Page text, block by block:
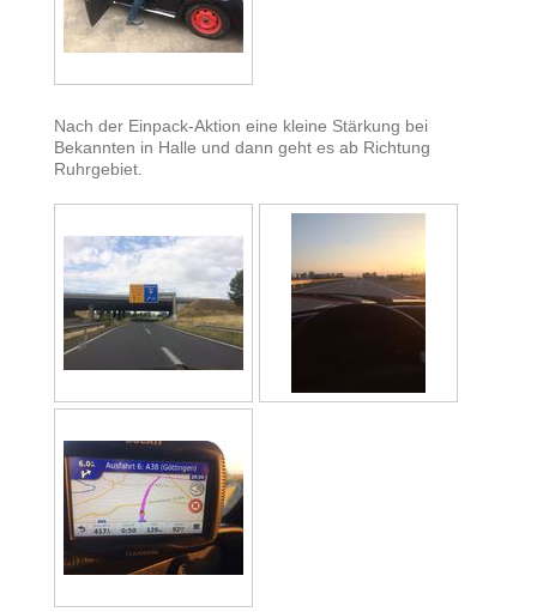
Nach der Einpack-Aktion eine kleine Stärkung bei
Bekannten in Halle und dann geht es ab Richtung
Ruhrgebiet.